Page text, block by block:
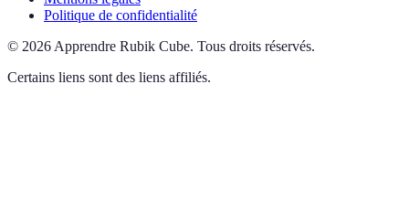
Politique de confidentialité
© 2026 Apprendre Rubik Cube. Tous droits réservés.
Certains liens sont des liens affiliés.